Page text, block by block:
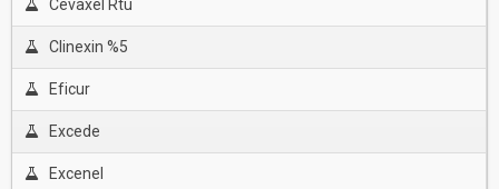
Cevaxel Rtu
Clinexin %5
Eficur
Excede
Excenel